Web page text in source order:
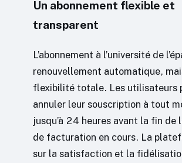
Un abonnement flexible et
transparent
L’abonnement à l’université de
renouvellement automatique,
flexibilité totale. Les utilisateurs
annuler leur souscription à tout
jusqu’à 24 heures avant la fin de
de facturation en cours. La
sur la satisfaction et la